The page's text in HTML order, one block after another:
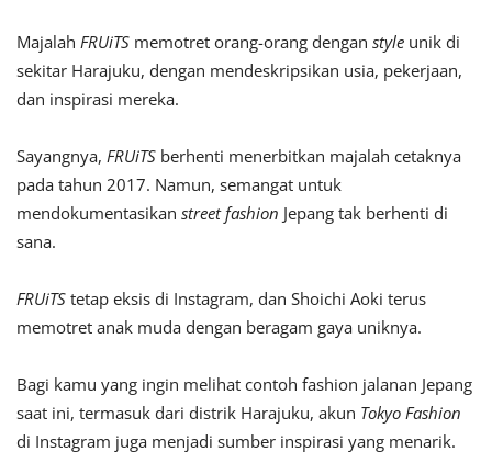
Majalah FRUiTS memotret orang-orang dengan style unik di
sekitar Harajuku, dengan mendeskripsikan usia, pekerjaan,
dan inspirasi mereka.
Sayangnya, FRUiTS berhenti menerbitkan majalah cetaknya
pada tahun 2017. Namun, semangat untuk
mendokumentasikan street fashion Jepang tak berhenti di
sana.
FRUiTS tetap eksis di Instagram, dan Shoichi Aoki terus
memotret anak muda dengan beragam gaya uniknya.
Bagi kamu yang ingin melihat contoh fashion jalanan Jepang
saat ini, termasuk dari distrik Harajuku, akun Tokyo Fashion
di Instagram juga menjadi sumber inspirasi yang menarik.